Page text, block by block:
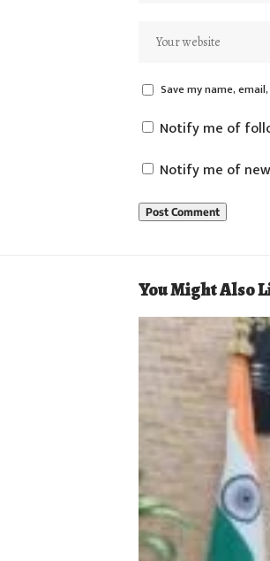
Save my name,
Notify me of
Notify me of
You Might Also